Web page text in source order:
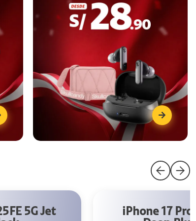
iPhone 17 Pro Max